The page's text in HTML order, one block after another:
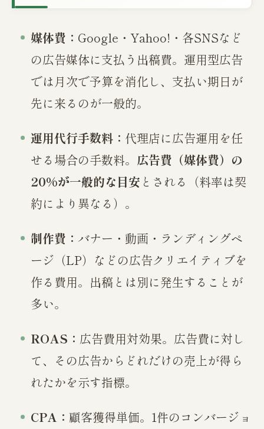
媒体費： Google・Yahoo!・各SNSなど
の広告媒体に支払う出稿費。運用型広告
では月次で予算を消化し、支払い期日が
先に来るのが一般的。
運用代行手数料： 代理店に広告運用を任
せる場合の手数料。 広告費（媒体費）の
20%が一般的な目安 とされる（料率は契
約により異なる）。
制作費： バナー・動画・ランディングペ
ージ（LP）などの広告クリエイティブを
作る費用。出稿とは別に発生することが
多い。
ROAS： 広告費用対効果。広告費に対し
て、その広告からどれだけの売上が得ら
れたかを示す指標。
CPA： 顧客獲得単価。1件のコンバージョ